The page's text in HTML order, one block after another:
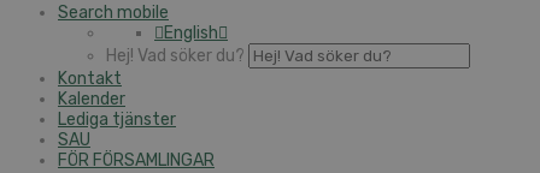
Search mobile
English
Hej! Vad söker du?
Kontakt
Kalender
Lediga tjänster
SAU
FÖR FÖRSAMLINGAR